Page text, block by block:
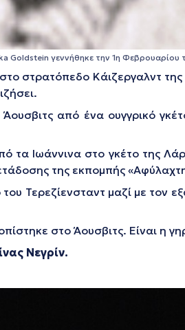
Goldstein γεννήθηκε την 1η Φεβρουαρίου
στρατόπεδο Κάιζεργαλντ
από ένα ουγγρικό
τα Ιωάννινα στο γκέτο της
της εκπομπής
Τερεζίενσταντ μαζί με τον
στο Άουσβιτς. Είναι η
Νεγρίν.